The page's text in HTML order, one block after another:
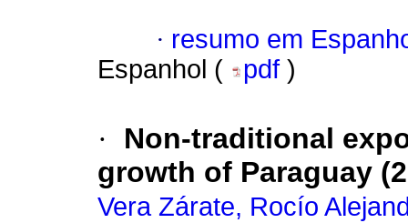
· resumo em
Espanhol (
pdf )
·
Non-traditional
growth of Paraguay
Vera Zárate, Rocío